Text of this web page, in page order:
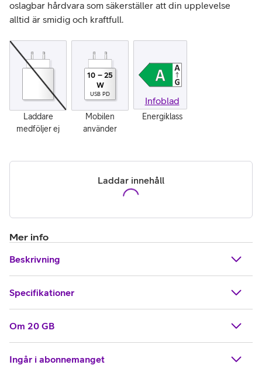
oslagbar hårdvara som säkerställer att din upplevelse
alltid är smidig och kraftfull.
Laddare
medföljer ej
Mobilen
använder
10 – 25
W
USB PD
Energiklass
Infoblad
Laddar innehåll
Mer info
Beskrivning
Specifikationer
Om 20 GB
Ingår i abonnemanget